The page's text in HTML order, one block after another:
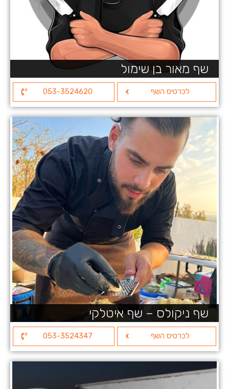
שף מאור בן שימול
לכרטיס השף 053-3524620
שף ניקולס – שף איטלקי
לכרטיס השף 053-3524347